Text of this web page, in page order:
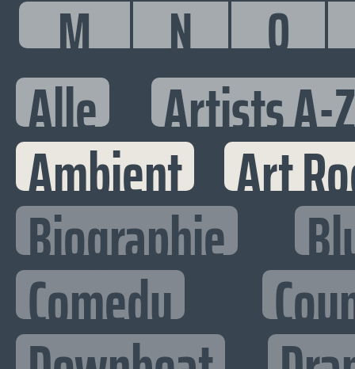
M
N O
Alle Artists A-Z
Ambient Art
Biographie
Comedy